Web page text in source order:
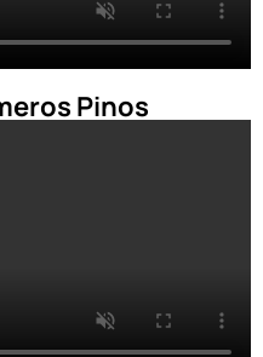
Pinos